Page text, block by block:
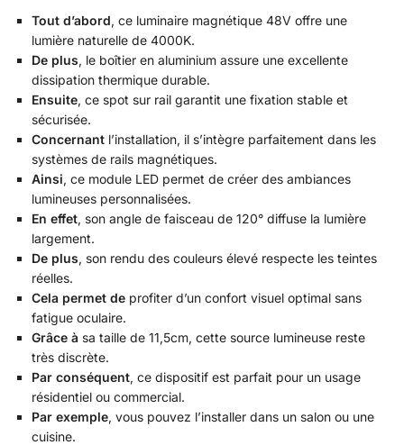
Tout d’abord, ce luminaire magnétique 48V offre une
lumière naturelle de 4000K.
De plus, le boîtier en aluminium assure une excellente
dissipation thermique durable.
Ensuite, ce spot sur rail garantit une fixation stable et
sécurisée.
Concernant l’installation, il s’intègre parfaitement dans les
systèmes de rails magnétiques.
Ainsi, ce module LED permet de créer des ambiances
lumineuses personnalisées.
En effet, son angle de faisceau de 120° diffuse la lumière
largement.
De plus, son rendu des couleurs élevé respecte les teintes
réelles.
Cela permet de profiter d’un confort visuel optimal sans
fatigue oculaire.
Grâce à sa taille de 11,5cm, cette source lumineuse reste
très discrète.
Par conséquent, ce dispositif est parfait pour un usage
résidentiel ou commercial.
Par exemple, vous pouvez l’installer dans un salon ou une
cuisine.